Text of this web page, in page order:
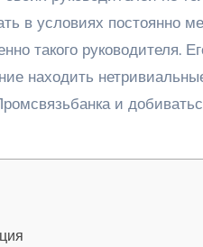
в условиях постоянно
такого руководителя.
находить
и